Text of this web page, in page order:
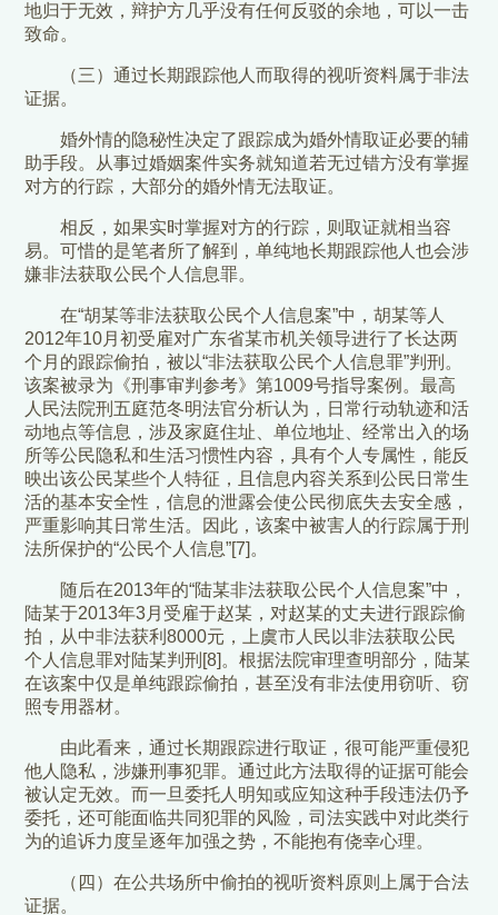
地归于无效，辩护方几乎没有任何反驳的余地，可以一击
致命。
（三）通过长期跟踪他人而取得的视听资料属于非法
证据。
婚外情的隐秘性决定了跟踪成为婚外情取证必要的辅
助手段。从事过婚姻案件实务就知道若无过错方没有掌握
对方的行踪，大部分的婚外情无法取证。
相反，如果实时掌握对方的行踪，则取证就相当容
易。可惜的是笔者所了解到，单纯地长期跟踪他人也会涉
嫌非法获取公民个人信息罪。
在“胡某等非法获取公民个人信息案”中，胡某等人
2012年10月初受雇对广东省某市机关领导进行了长达两
个月的跟踪偷拍，被以“非法获取公民个人信息罪”判刑。
该案被录为《刑事审判参考》第1009号指导案例。最高
人民法院刑五庭范冬明法官分析认为，日常行动轨迹和活
动地点等信息，涉及家庭住址、单位地址、经常出入的场
所等公民隐私和生活习惯性内容，具有个人专属性，能反
映出该公民某些个人特征，且信息内容关系到公民日常生
活的基本安全性，信息的泄露会使公民彻底失去安全感，
严重影响其日常生活。因此，该案中被害人的行踪属于刑
法所保护的“公民个人信息”[7]。
随后在2013年的“陆某非法获取公民个人信息案”中，
陆某于2013年3月受雇于赵某，对赵某的丈夫进行跟踪偷
拍，从中非法获利8000元，上虞市人民以非法获取公民
个人信息罪对陆某判刑[8]。根据法院审理查明部分，陆某
在该案中仅是单纯跟踪偷拍，甚至没有非法使用窃听、窃
照专用器材。
由此看来，通过长期跟踪进行取证，很可能严重侵犯
他人隐私，涉嫌刑事犯罪。通过此方法取得的证据可能会
被认定无效。而一旦委托人明知或应知这种手段违法仍予
委托，还可能面临共同犯罪的风险，司法实践中对此类行
为的追诉力度呈逐年加强之势，不能抱有侥幸心理。
（四）在公共场所中偷拍的视听资料原则上属于合法
证据。